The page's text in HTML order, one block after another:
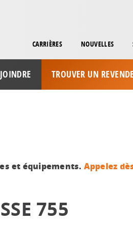
CARRIÈRES NOUVELLES
TROUVER UN
et équipements. Appelez
755